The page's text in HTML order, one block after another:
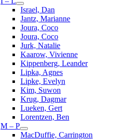
Israel, Dan
Jantz, Marianne
Joura, Coco
Joura, Coco
Jurk, Natalie
Kaarow, Vivienne
Kippenberg, Leander
Lipka, Agnes
Lipke, Evelyn
Kim, Suwon
Krug, Dagmar
Lueken, Gert
Lorentzen, Ben
M – P
MacDuffie, Carrington